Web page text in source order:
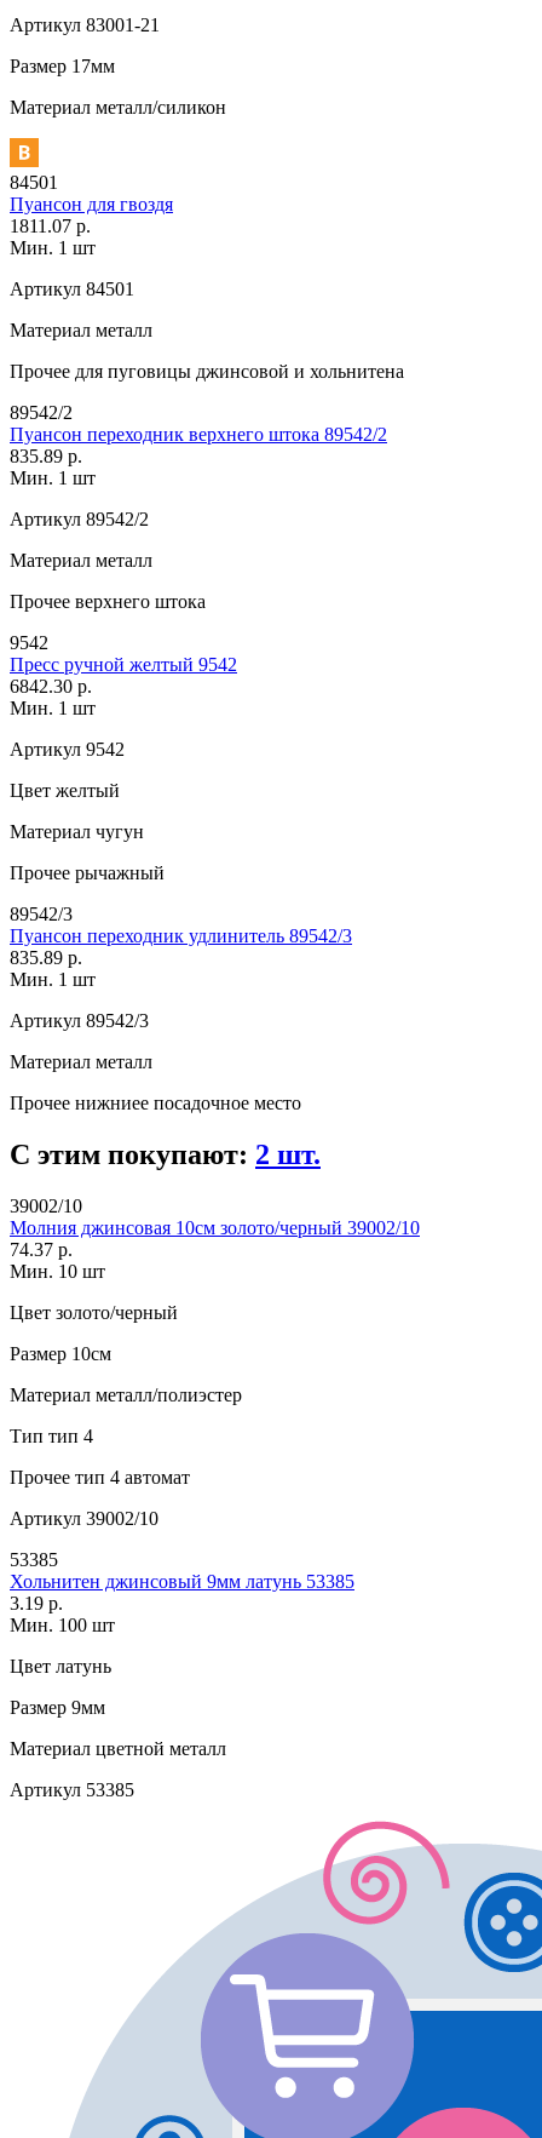
Артикул 83001-21
Размер 17мм
Материал металл/силикон
84501
Пуансон для гвоздя
1811.07 р.
Мин. 1 шт
Артикул 84501
Материал металл
Прочее для пуговицы джинсовой и хольнитена
89542/2
Пуансон переходник верхнего штока 89542/2
835.89 р.
Мин. 1 шт
Артикул 89542/2
Материал металл
Прочее верхнего штока
9542
Пресс ручной желтый 9542
6842.30 р.
Мин. 1 шт
Артикул 9542
Цвет желтый
Материал чугун
Прочее рычажный
89542/3
Пуансон переходник удлинитель 89542/3
835.89 р.
Мин. 1 шт
Артикул 89542/3
Материал металл
Прочее нижниее посадочное место
С этим покупают: 2 шт.
39002/10
Молния джинсовая 10см золото/черный 39002/10
74.37 р.
Мин. 10 шт
Цвет золото/черный
Размер 10см
Материал металл/полиэстер
Тип тип 4
Прочее тип 4 автомат
Артикул 39002/10
53385
Хольнитен джинсовый 9мм латунь 53385
3.19 р.
Мин. 100 шт
Цвет латунь
Размер 9мм
Материал цветной металл
Артикул 53385